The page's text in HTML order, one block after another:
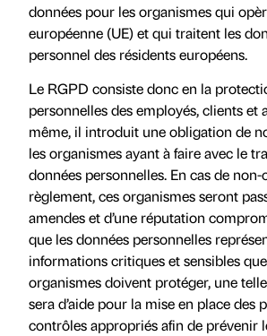
données pour les organismes qui
européenne (UE) et qui traitent les
personnel des résidents européens.
Le RGPD consiste donc en la
personnelles des employés, clients et
même, il introduit une obligation de
les organismes ayant à faire avec le
données personnelles. En cas de
règlement, ces organismes seront
amendes et d’une réputation
que les données personnelles
informations critiques et sensibles
organismes doivent protéger, une
sera d’aide pour la mise en place des
contrôles appropriés afin de prévenir